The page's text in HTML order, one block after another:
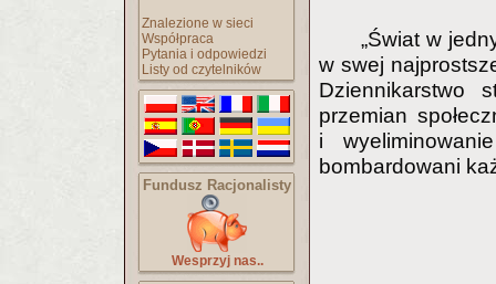
Znalezione w sieci
Współpraca
Pytania i odpowiedzi
Listy od czytelników
Fundusz Racjonalisty
Wesprzyj nas..
„Świat w
w swej
Dziennikarstwo
przemian
i
bombardowani